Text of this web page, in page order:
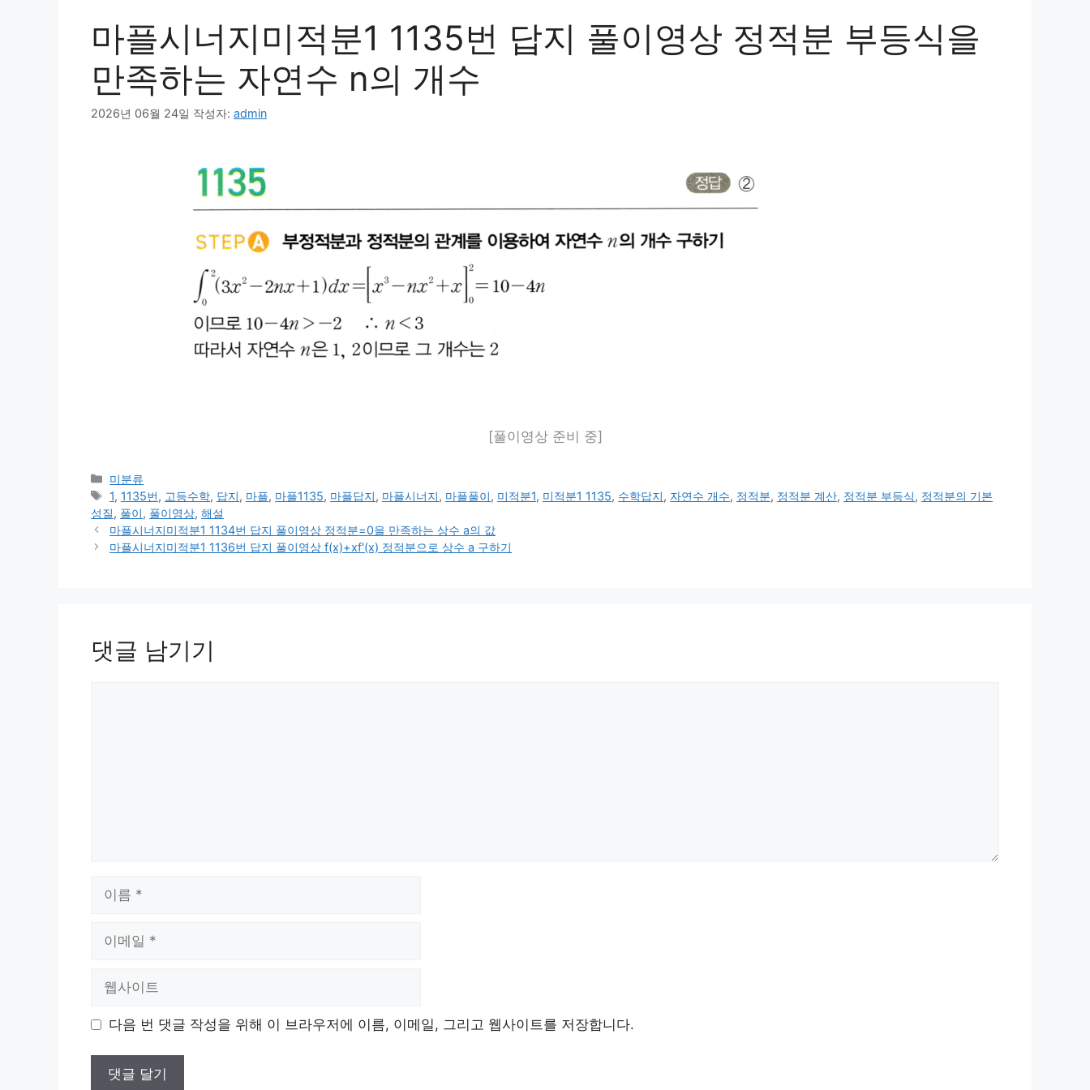
마플시너지미적분1 1135번 답지 풀이영상 정적분 부등식을
만족하는 자연수 n의 개수
2026년 06월 24일 작성자: admin
[풀이영상 준비 중]
카
테
고
리
미분류
태
그
1, 1135번, 고등수학, 답지, 마플, 마플1135, 마플답지, 마플시너지, 마플풀이, 미적분1, 미적분1 1135, 수학답지, 자연수 개수, 정적분, 정적분 계산, 정적분 부등식, 정적분의 기본
성질, 풀이, 풀이영상, 해설
마플시너지미적분1 1134번 답지 풀이영상 정적분=0을 만족하는 상수 a의 값
마플시너지미적분1 1136번 답지 풀이영상 f(x)+xf'(x) 정적분으로 상수 a 구하기
댓글 남기기
이 다음 번 댓글 작성을 위해 이 브라우저에 이름, 이메일, 그리고 웹사이트를 저장합니다.